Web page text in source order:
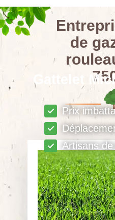
Gattelet
Prix
Artisans
de